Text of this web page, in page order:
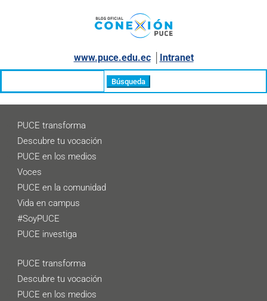
www.puce.edu.ec│ Intranet
PUCE transforma
Descubre tu vocación
PUCE en los medios
Voces
PUCE en la comunidad
Vida en campus
#SoyPUCE
PUCE investiga
PUCE transforma
Descubre tu vocación
PUCE en los medios